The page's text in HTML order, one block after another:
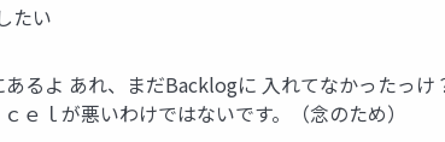
たい
るよ あれ、まだBacklogに 入れてなかったっ
ｅｌが悪いわけではないです。（念のため）